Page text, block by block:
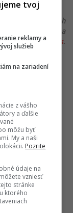
že máš postreh
napíš nám na
.
politika
tvoj
reklamy a
služieb
na zariadení
z vášho
a ďalšie
môžu byť
My a naši
Pozrite
údaje na
vzniesť
stránke
ktorého